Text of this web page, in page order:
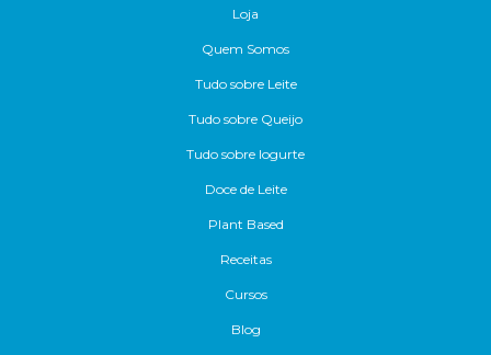
Loja
Quem Somos
Tudo sobre Leite
Tudo sobre Queijo
Tudo sobre Iogurte
Doce de Leite
Plant Based
Receitas
Cursos
Blog